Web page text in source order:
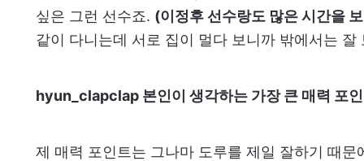
싶은 그런 선수죠. (이정후 선수랑도 많은 시간을
같이 다니는데 서로 집이 멀다 보니까 밖에서는 잘
hyun_clapclap 본인이 생각하는 가장 큰 매력 포
제 매력 포인트는 그나마 도루를 제일 잘하기 때